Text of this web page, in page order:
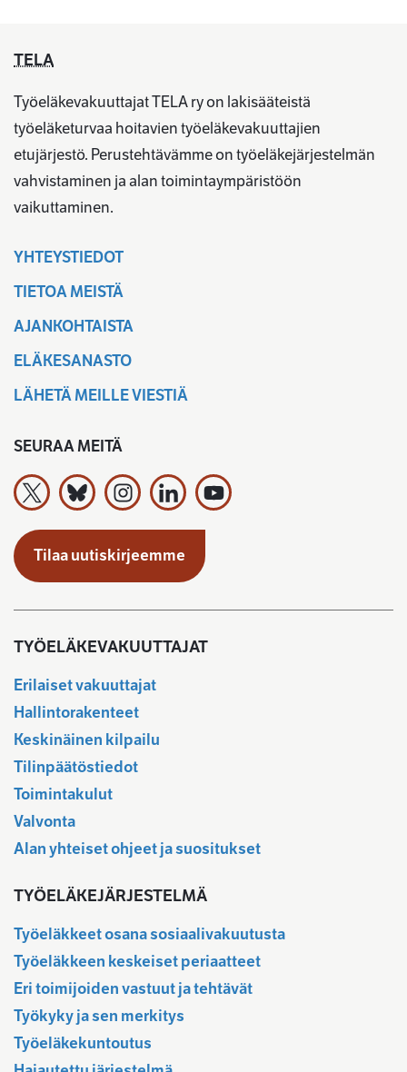
TELA
Työeläkevakuuttajat TELA ry on lakisääteistä
työeläketurvaa hoitavien työeläkevakuuttajien
etujärjestö. Perustehtävämme on työeläkejärjestelmän
vahvistaminen ja alan toimintaympäristöön
vaikuttaminen.
YHTEYSTIEDOT
TIETOA MEISTÄ
AJANKOHTAISTA
ELÄKESANASTO
LÄHETÄ MEILLE VIESTIÄ
SEURAA MEITÄ
Työeläkevakuuttajat TELA ry X:ssä
Työeläkevakuuttajat TELA ry Bluesky:ssa
Työeläkevakuuttajat TELA ry
Työeläkevakuuttajat TELA ry
Työeläkevakuuttajat TELA ry
Tilaa uutiskirjeemme
TYÖELÄKEVAKUUTTAJAT
Erilaiset vakuuttajat
Hallintorakenteet
Keskinäinen kilpailu
Tilinpäätöstiedot
Toimintakulut
Valvonta
Alan yhteiset ohjeet ja suositukset
TYÖELÄKEJÄRJESTELMÄ
Työeläkkeet osana sosiaalivakuutusta
Työeläkkeen keskeiset periaatteet
Eri toimijoiden vastuut ja tehtävät
Työkyky ja sen merkitys
Työeläkekuntoutus